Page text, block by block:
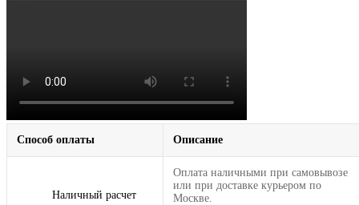
Способ оплаты Описание
Наличный расчет
Оплата наличными при самовывозе
или при доставке курьером по
Москве.